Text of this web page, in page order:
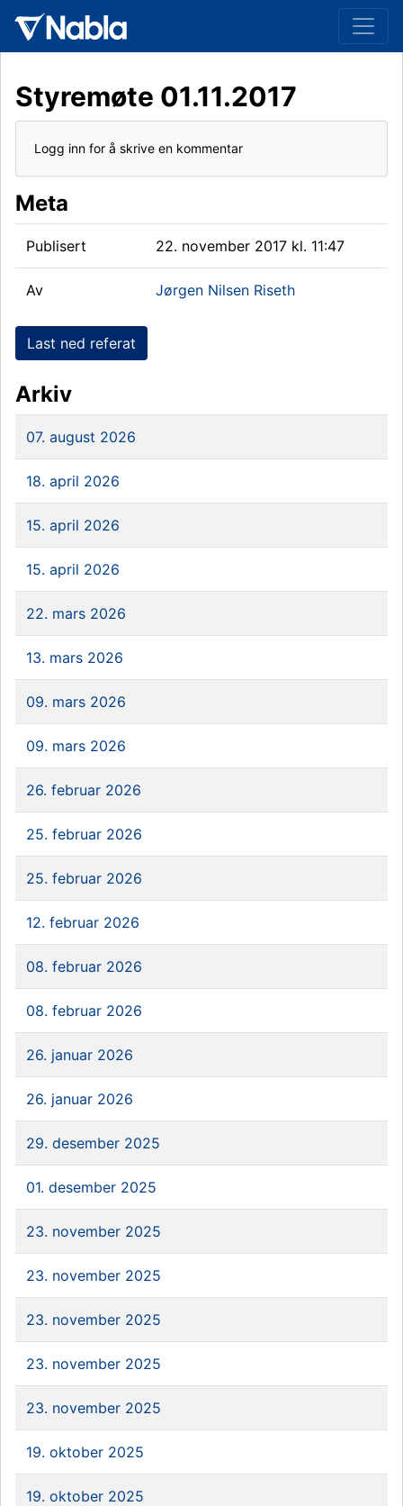
Styremøte 01.11.2017
Logg inn for å skrive en kommentar
Meta
Publisert 22. november 2017 kl. 11:47
Av Jørgen Nilsen Riseth
Last ned referat
Arkiv
07. august 2026
18. april 2026
15. april 2026
15. april 2026
22. mars 2026
13. mars 2026
09. mars 2026
09. mars 2026
26. februar 2026
25. februar 2026
25. februar 2026
12. februar 2026
08. februar 2026
08. februar 2026
26. januar 2026
26. januar 2026
29. desember 2025
01. desember 2025
23. november 2025
23. november 2025
23. november 2025
23. november 2025
23. november 2025
19. oktober 2025
19. oktober 2025